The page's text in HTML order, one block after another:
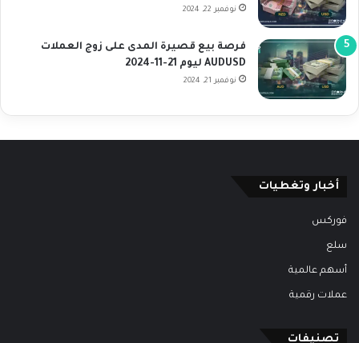
نوفمبر 22, 2024
فرصة بيع قصيرة المدى على زوج العملات
AUDUSD ليوم 21-11-2024
نوفمبر 21, 2024
أخبار وتغطيات
فوركس
سلع
أسهم عالمية
عملات رقمية
تصنيفات